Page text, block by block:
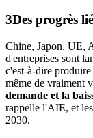
Des progrès
Chine, Japon, UE,
d'entreprises sont
c'est-à-dire
même de vraiment
demande et la
rappelle l'AIE, et
2030.